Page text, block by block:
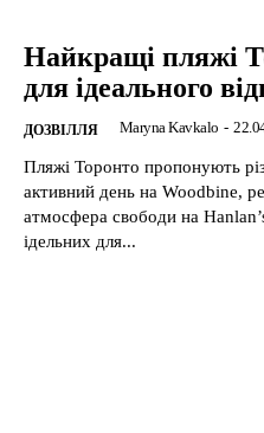
Найкращі пляжі
для ідеального
ДОЗВІЛЛЯ Maryna Kavkalo -
Пляжі Торонто пропонують
активний день на Woodbine,
атмосфера свободи на
ідельних для...